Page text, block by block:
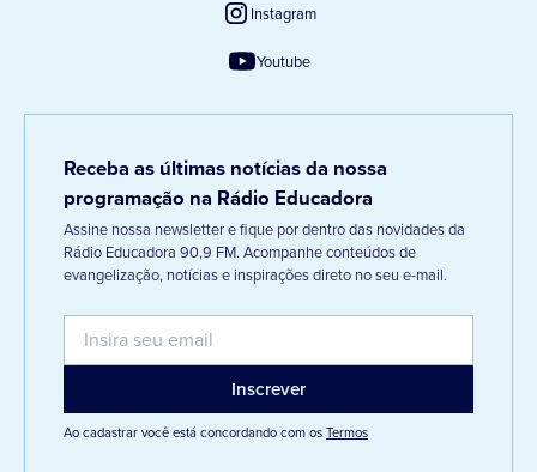
Instagram
Youtube
Receba as últimas notícias da nossa
programação na Rádio Educadora
Assine nossa newsletter e fique por dentro das novidades da
Rádio Educadora 90,9 FM. Acompanhe conteúdos de
evangelização, notícias e inspirações direto no seu e-mail.
Ao cadastrar você está concordando com osTermos